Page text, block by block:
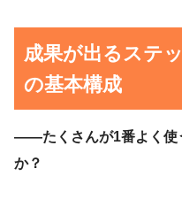
成果が出るステ
の基本構成
——たくさんが1番よく使
か？